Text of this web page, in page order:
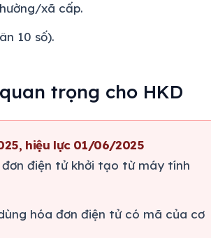
xã cấp.
10 số).
trọng cho HKD
hiệu lực 01/06/2025
đơn điện tử khởi tạo từ máy tính
hóa đơn điện tử có mã của cơ